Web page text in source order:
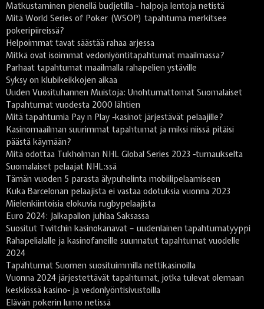
Matkustaminen pienellä budjetilla - halpoja lentoja netistä
Mitä World Series of Poker (WSOP) tapahtuma merkitsee
pokeripiireissä?
Helpoimmat tavat säästää rahaa arjessa
Mitkä ovat isoimmat vedonlyöntitapahtumat maailmassa?
Parhaat tapahtumat maailmalla rahapelien ystäville
Syksy on klubikeikkojen aikaa
Uuden Vuosituhannen Muistoja: Unohtumattomat Suomalaiset
Tapahtumat vuodesta 2000 lähtien
Mitä tapahtumia Pay n Play -kasinot järjestävät pelaajille?
Kasinomaailman suurimmat tapahtumat ja miksi niissä pitäisi
päästä käymään?
Mitä odottaa Tukholman NHL Global Series 2023 -turnaukselta
Suomalaiset pelaajat NHL:ssä
Tämän vuoden 5 parasta älypuhelinta mobiilipelaamiseen
Kuka Barcelonan pelaajista ei vastaa odotuksia vuonna 2023
Mielenkiintoisia elokuvia rugbypelaajista
Euro 2024: Jalkapallon juhlaa Saksassa
Suositut Twitchin kasinokanavat – uudenlainen tapahtumatyyppi
Rahapelialalle ja kasinofaneille suunnatut tapahtumat vuodelle
2024
Tapahtumat Suomen suosituimmilla nettikasinoilla
Vuonna 2024 järjestettävät tapahtumat, jotka tulevat olemaan
keskiössä kasino- ja vedonlyöntisivustoilla
Elävän pokerin lumo netissä